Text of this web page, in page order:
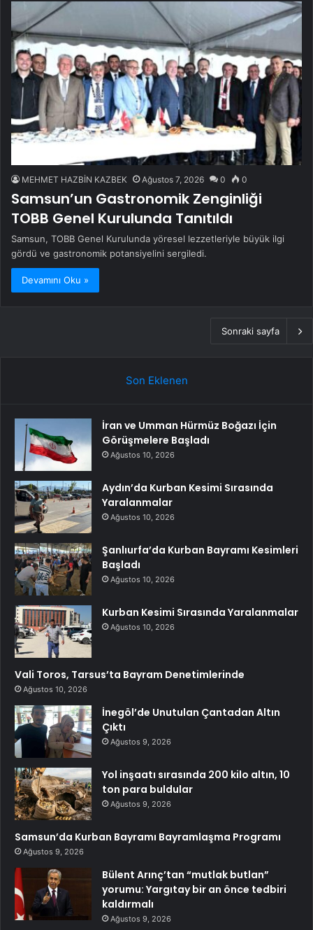
MEHMET HAZBİN KAZBEK Ağustos 7, 2026 0 0
Samsun’un Gastronomik Zenginliği
TOBB Genel Kurulunda Tanıtıldı
Samsun, TOBB Genel Kurulunda yöresel lezzetleriyle büyük ilgi
gördü ve gastronomik potansiyelini sergiledi.
Devamını Oku »
Sonraki sayfa
Son Eklenen
İran ve Umman Hürmüz Boğazı İçin
Görüşmelere Başladı
Ağustos 10, 2026
Aydın’da Kurban Kesimi Sırasında
Yaralanmalar
Ağustos 10, 2026
Şanlıurfa’da Kurban Bayramı Kesimleri
Başladı
Ağustos 10, 2026
Kurban Kesimi Sırasında Yaralanmalar
Ağustos 10, 2026
Vali Toros, Tarsus’ta Bayram Denetimlerinde
Ağustos 10, 2026
İnegöl’de Unutulan Çantadan Altın
Çıktı
Ağustos 9, 2026
Yol inşaatı sırasında 200 kilo altın, 10
ton para buldular
Ağustos 9, 2026
Samsun’da Kurban Bayramı Bayramlaşma Programı
Ağustos 9, 2026
Bülent Arınç’tan “mutlak butlan”
yorumu: Yargıtay bir an önce tedbiri
kaldırmalı
Ağustos 9, 2026